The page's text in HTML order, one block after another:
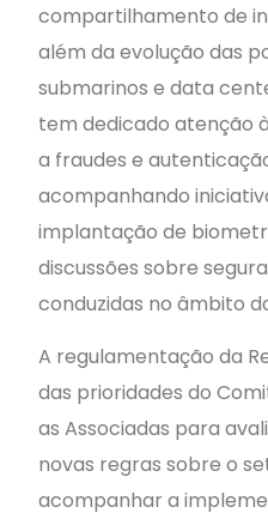
compartilhamento de
além da evolução das
submarinos e data
tem dedicado atenção
a fraudes e
acompanhando
implantação de
discussões sobre
conduzidas no âmbito
A regulamentação da
das prioridades do
as Associadas para
novas regras sobre o
acompanhar a